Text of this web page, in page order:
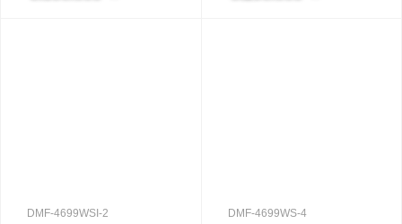
DMF-4699WSI-2 DMF-4699WS-4